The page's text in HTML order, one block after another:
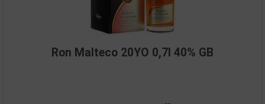
Malteco 20YO 0,7l 40% GB